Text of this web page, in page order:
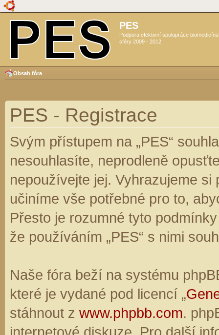
PES
Podpora efektivní spolupráce
sféry 2009 - 2012
Obsah fóra
PES - Registrace
Svým přístupem na „PES“
nesouhlasíte, neprodleně
nepoužívejte jej. Vyhrazujeme
učiníme vše potřebné pro to,
Přesto je rozumné tyto
že používáním „PES“ s nimi
Naše fóra beží na systému
které je vydané pod licencí „
stáhnout z www.phpbb.com.
internetové diskuze. Pro další